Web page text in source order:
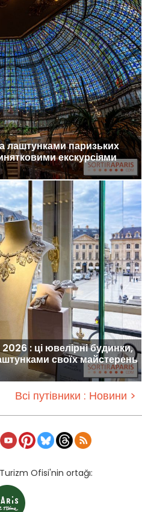
лаштунками паризьких
екскурсіями
: ці ювелірні будинки,
своїх майстерень
Всі путівники : Новини >
Ofisi'nin ortağı: